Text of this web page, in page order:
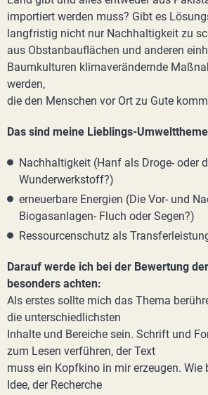
importiert werden muss? Gibt es
langfristig nicht nur Nachhaltigkeit zu
aus Obstanbauflächen und anderen
Baumkulturen klimaverändernde
werden,
die den Menschen vor Ort zu Gute
Das sind meine Lieblings-
Nachhaltigkeit (Hanf als Droge- oder
Wunderwerkstoff?)
erneuerbare Energien (Die Vor- und
Biogasanlagen- Fluch oder Segen?)
Ressourcenschutz als
Darauf werde ich bei der Bewertung
besonders achten:
Als erstes sollte mich das Thema
die unterschiedlichsten
Inhalte und Bereiche sein. Schrift und
zum Lesen verführen, der Text
muss ein Kopfkino in mir erzeugen. Wie
Idee, der Recherche